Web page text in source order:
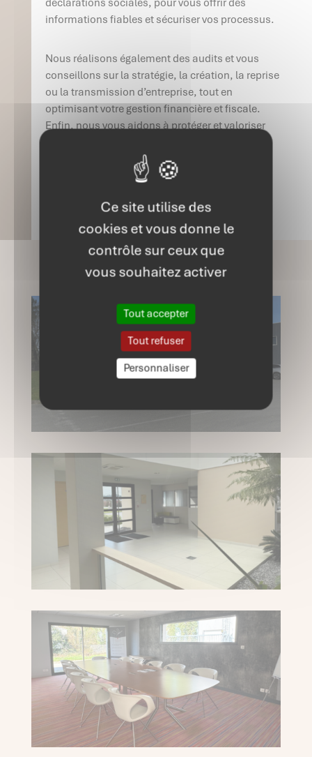
informations fiables et sécuriser vos processus.
Nous réalisons également des audits et vous
conseillons sur la stratégie, la création, la reprise
ou la transmission d’entreprise, tout en
optimisant votre gestion financière et fiscale.
Enfin, nous vous aidons à protéger et valoriser
pour un accompagnement complet et sur
Ce site utilise des
cookies et vous donne le
contrôle sur ceux que
vous souhaitez activer
Tout accepter
Tout refuser
Personnaliser